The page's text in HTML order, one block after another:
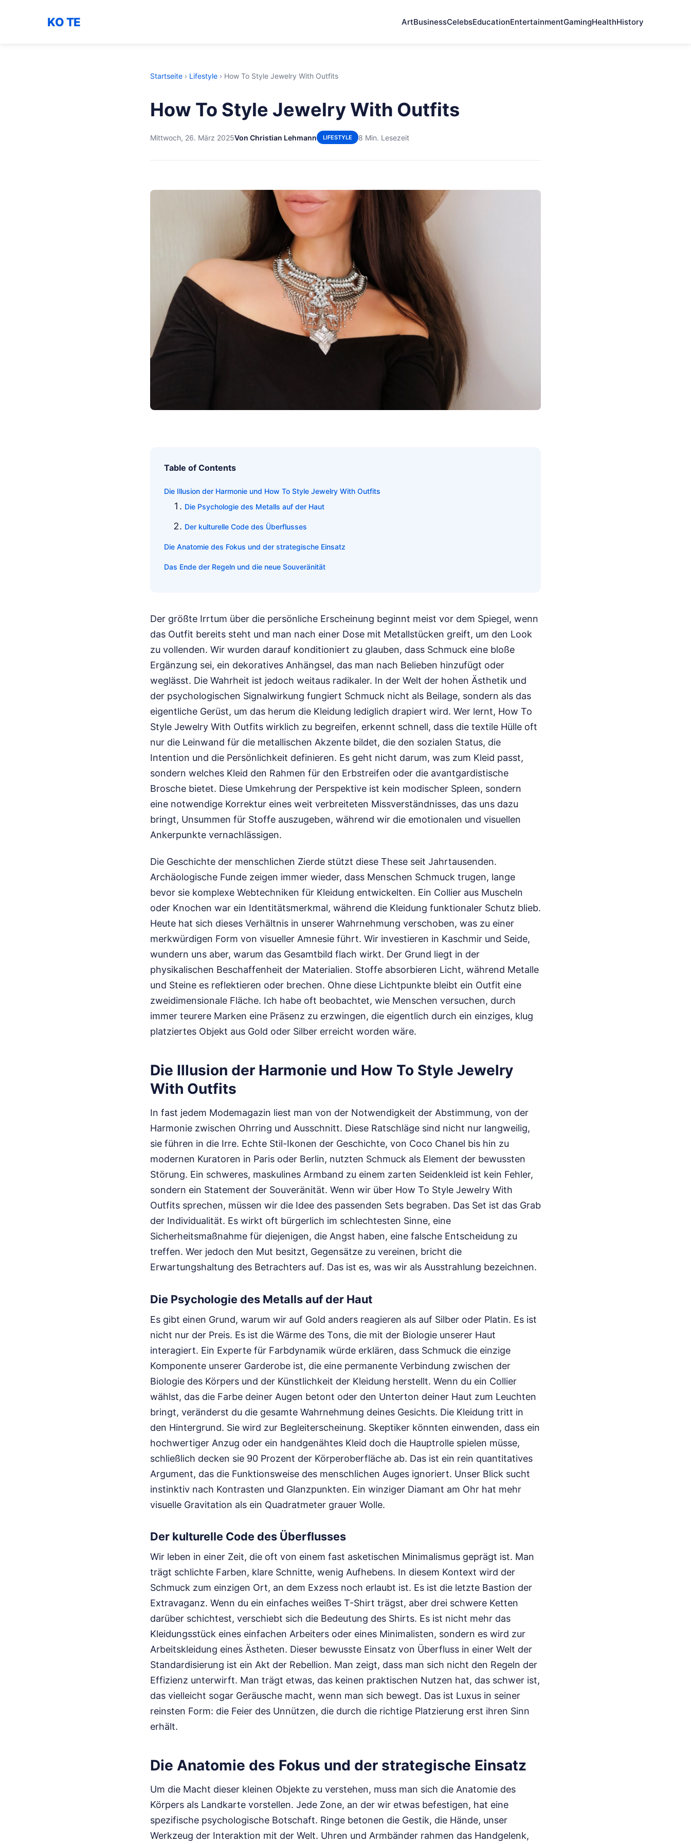
KO TE ArtBusinessCelebsEducationEntertainmentGamingHealthHistory
Startseite › Lifestyle › How To Style Jewelry With Outfits
How To Style Jewelry With Outfits
Mittwoch, 26. März 2025Von Christian Lehmann LIFESTYLE 8 Min. Lesezeit
Table of Contents
Die Illusion der Harmonie und How To Style Jewelry With Outfits
Die Psychologie des Metalls auf der Haut
Der kulturelle Code des Überflusses
Die Anatomie des Fokus und der strategische Einsatz
Das Ende der Regeln und die neue Souveränität
Der größte Irrtum über die persönliche Erscheinung beginnt meist vor dem Spiegel, wenn
das Outfit bereits steht und man nach einer Dose mit Metallstücken greift, um den Look
zu vollenden. Wir wurden darauf konditioniert zu glauben, dass Schmuck eine bloße
Ergänzung sei, ein dekoratives Anhängsel, das man nach Belieben hinzufügt oder
weglässt. Die Wahrheit ist jedoch weitaus radikaler. In der Welt der hohen Ästhetik und
der psychologischen Signalwirkung fungiert Schmuck nicht als Beilage, sondern als das
eigentliche Gerüst, um das herum die Kleidung lediglich drapiert wird. Wer lernt, How To
Style Jewelry With Outfits wirklich zu begreifen, erkennt schnell, dass die textile Hülle oft
nur die Leinwand für die metallischen Akzente bildet, die den sozialen Status, die
Intention und die Persönlichkeit definieren. Es geht nicht darum, was zum Kleid passt,
sondern welches Kleid den Rahmen für den Erbstreifen oder die avantgardistische
Brosche bietet. Diese Umkehrung der Perspektive ist kein modischer Spleen, sondern
eine notwendige Korrektur eines weit verbreiteten Missverständnisses, das uns dazu
bringt, Unsummen für Stoffe auszugeben, während wir die emotionalen und visuellen
Ankerpunkte vernachlässigen.
Die Geschichte der menschlichen Zierde stützt diese These seit Jahrtausenden.
Archäologische Funde zeigen immer wieder, dass Menschen Schmuck trugen, lange
bevor sie komplexe Webtechniken für Kleidung entwickelten. Ein Collier aus Muscheln
oder Knochen war ein Identitätsmerkmal, während die Kleidung funktionaler Schutz blieb.
Heute hat sich dieses Verhältnis in unserer Wahrnehmung verschoben, was zu einer
merkwürdigen Form von visueller Amnesie führt. Wir investieren in Kaschmir und Seide,
wundern uns aber, warum das Gesamtbild flach wirkt. Der Grund liegt in der
physikalischen Beschaffenheit der Materialien. Stoffe absorbieren Licht, während Metalle
und Steine es reflektieren oder brechen. Ohne diese Lichtpunkte bleibt ein Outfit eine
zweidimensionale Fläche. Ich habe oft beobachtet, wie Menschen versuchen, durch
immer teurere Marken eine Präsenz zu erzwingen, die eigentlich durch ein einziges, klug
platziertes Objekt aus Gold oder Silber erreicht worden wäre.
Die Illusion der Harmonie und How To Style Jewelry
With Outfits
In fast jedem Modemagazin liest man von der Notwendigkeit der Abstimmung, von der
Harmonie zwischen Ohrring und Ausschnitt. Diese Ratschläge sind nicht nur langweilig,
sie führen in die Irre. Echte Stil-Ikonen der Geschichte, von Coco Chanel bis hin zu
modernen Kuratoren in Paris oder Berlin, nutzten Schmuck als Element der bewussten
Störung. Ein schweres, maskulines Armband zu einem zarten Seidenkleid ist kein Fehler,
sondern ein Statement der Souveränität. Wenn wir über How To Style Jewelry With
Outfits sprechen, müssen wir die Idee des passenden Sets begraben. Das Set ist das Grab
der Individualität. Es wirkt oft bürgerlich im schlechtesten Sinne, eine
Sicherheitsmaßnahme für diejenigen, die Angst haben, eine falsche Entscheidung zu
treffen. Wer jedoch den Mut besitzt, Gegensätze zu vereinen, bricht die
Erwartungshaltung des Betrachters auf. Das ist es, was wir als Ausstrahlung bezeichnen.
Die Psychologie des Metalls auf der Haut
Es gibt einen Grund, warum wir auf Gold anders reagieren als auf Silber oder Platin. Es ist
nicht nur der Preis. Es ist die Wärme des Tons, die mit der Biologie unserer Haut
interagiert. Ein Experte für Farbdynamik würde erklären, dass Schmuck die einzige
Komponente unserer Garderobe ist, die eine permanente Verbindung zwischen der
Biologie des Körpers und der Künstlichkeit der Kleidung herstellt. Wenn du ein Collier
wählst, das die Farbe deiner Augen betont oder den Unterton deiner Haut zum Leuchten
bringt, veränderst du die gesamte Wahrnehmung deines Gesichts. Die Kleidung tritt in
den Hintergrund. Sie wird zur Begleiterscheinung. Skeptiker könnten einwenden, dass ein
hochwertiger Anzug oder ein handgenähtes Kleid doch die Hauptrolle spielen müsse,
schließlich decken sie 90 Prozent der Körperoberfläche ab. Das ist ein rein quantitatives
Argument, das die Funktionsweise des menschlichen Auges ignoriert. Unser Blick sucht
instinktiv nach Kontrasten und Glanzpunkten. Ein winziger Diamant am Ohr hat mehr
visuelle Gravitation als ein Quadratmeter grauer Wolle.
Der kulturelle Code des Überflusses
Wir leben in einer Zeit, die oft von einem fast asketischen Minimalismus geprägt ist. Man
trägt schlichte Farben, klare Schnitte, wenig Aufhebens. In diesem Kontext wird der
Schmuck zum einzigen Ort, an dem Exzess noch erlaubt ist. Es ist die letzte Bastion der
Extravaganz. Wenn du ein einfaches weißes T-Shirt trägst, aber drei schwere Ketten
darüber schichtest, verschiebt sich die Bedeutung des Shirts. Es ist nicht mehr das
Kleidungsstück eines einfachen Arbeiters oder eines Minimalisten, sondern es wird zur
Arbeitskleidung eines Ästheten. Dieser bewusste Einsatz von Überfluss in einer Welt der
Standardisierung ist ein Akt der Rebellion. Man zeigt, dass man sich nicht den Regeln der
Effizienz unterwirft. Man trägt etwas, das keinen praktischen Nutzen hat, das schwer ist,
das vielleicht sogar Geräusche macht, wenn man sich bewegt. Das ist Luxus in seiner
reinsten Form: die Feier des Unnützen, die durch die richtige Platzierung erst ihren Sinn
erhält.
Die Anatomie des Fokus und der strategische Einsatz
Um die Macht dieser kleinen Objekte zu verstehen, muss man sich die Anatomie des
Körpers als Landkarte vorstellen. Jede Zone, an der wir etwas befestigen, hat eine
spezifische psychologische Botschaft. Ringe betonen die Gestik, die Hände, unser
Werkzeug der Interaktion mit der Welt. Uhren und Armbänder rahmen das Handgelenk,